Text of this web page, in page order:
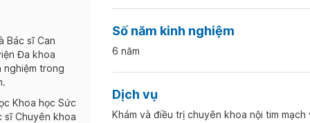
Bác sĩ Can
Đa khoa
nghiệm trong
Khoa học Sức
sĩ Chuyên khoa
Số năm kinh nghiệm
6 năm
Dịch vụ
Khám và điều trị chuyên khoa nội tim